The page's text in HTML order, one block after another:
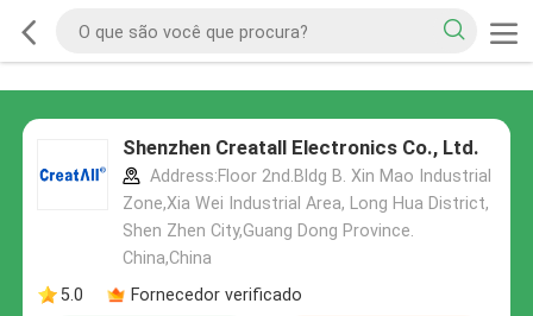
Shenzhen Creatall Electronics Co., Ltd.
Address:Floor 2nd.Bldg B. Xin Mao Industrial
Zone,Xia Wei Industrial Area, Long Hua District,
Shen Zhen City,Guang Dong Province.
China,China
5.0
Fornecedor verificado